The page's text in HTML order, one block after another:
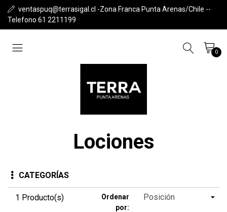
ventaspuq@terrasigal.cl -Zona Franca Punta Arenas/Chile --
Telefono 61 2211199
0
Lociones
CATEGORÍAS
1 Producto(s)
Ordenar
por: